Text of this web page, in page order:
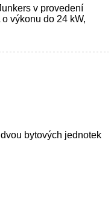
v provedení
výkonu do 24 kW,
bytových jednotek